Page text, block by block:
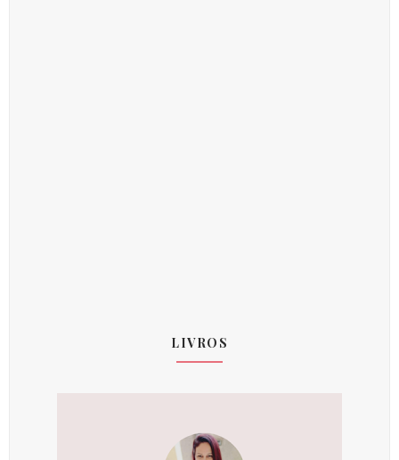
LIVROS